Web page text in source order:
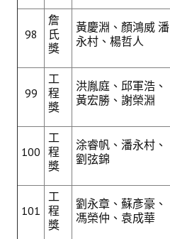
98
詹
氏
獎
黃慶淵、顏鴻威 潘
永村、楊哲人
99
工
程
獎
洪胤庭、邱軍浩、
黃宏勝、謝榮淵
100
工
程
獎
涂睿帆、潘永村、
劉弦錦
101
工
程
獎
劉永章、蘇彥豪、
馮榮仲、袁成華